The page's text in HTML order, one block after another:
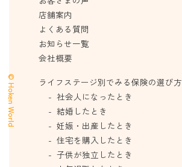
店舗案内
よくある質問
お知らせ一覧
会社概要
ライフステージ別でみる保険の選び方
社会人になったとき
結婚したとき
妊娠・出産したとき
住宅を購入したとき
子供が独立したとき
© Hoken World